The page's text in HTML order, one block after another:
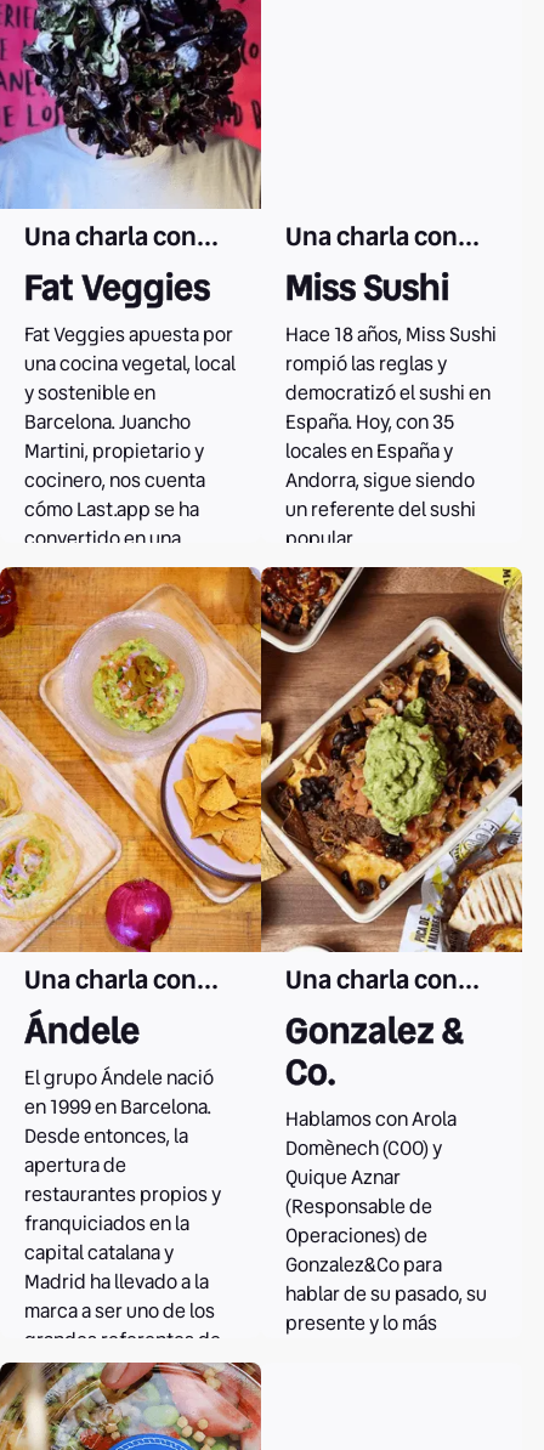
Una charla con...
Fat Veggies
Fat Veggies apuesta por
una cocina vegetal, local
y sostenible en
Barcelona. Juancho
Martini, propietario y
cocinero, nos cuenta
cómo Last.app se ha
convertido en una
herramienta clave en su
gestión.
Leer el caso
Una charla con...
Miss Sushi
Hace 18 años, Miss Sushi
rompió las reglas y
democratizó el sushi en
España. Hoy, con 35
locales en España y
Andorra, sigue siendo
un referente del sushi
popular.
Leer el caso
Una charla con...
Ándele
El grupo Ándele nació
en 1999 en Barcelona.
Desde entonces, la
apertura de
restaurantes propios y
franquiciados en la
capital catalana y
Madrid ha llevado a la
marca a ser uno de los
grandes referentes de
la restauración
mexicana en nuestro
país.
Una charla con...
Gonzalez &
Co.
Hablamos con Arola
Domènech (COO) y
Quique Aznar
(Responsable de
Operaciones) de
Gonzalez&Co para
hablar de su pasado, su
presente y lo más